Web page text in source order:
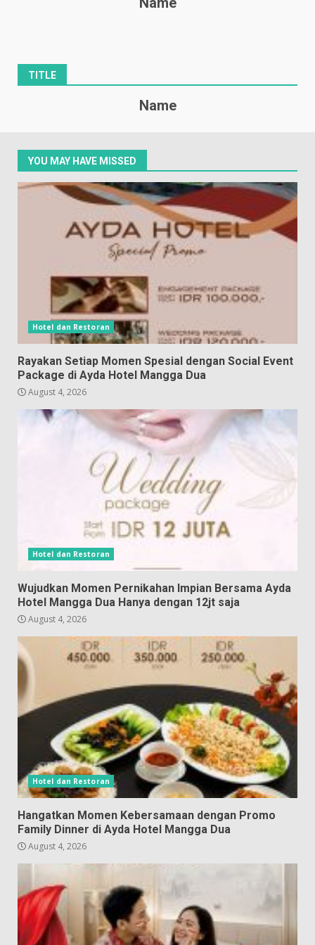
TITLE
Name
YOU MAY HAVE MISSED
Hotel dan Restoran
Rayakan Setiap Momen Spesial dengan Social Event
Package di Ayda Hotel Mangga Dua
August 4, 2026
Hotel dan Restoran
Wujudkan Momen Pernikahan Impian Bersama Ayda
Hotel Mangga Dua Hanya dengan 12jt saja
August 4, 2026
Hotel dan Restoran
Hangatkan Momen Kebersamaan dengan Promo
Family Dinner di Ayda Hotel Mangga Dua
August 4, 2026